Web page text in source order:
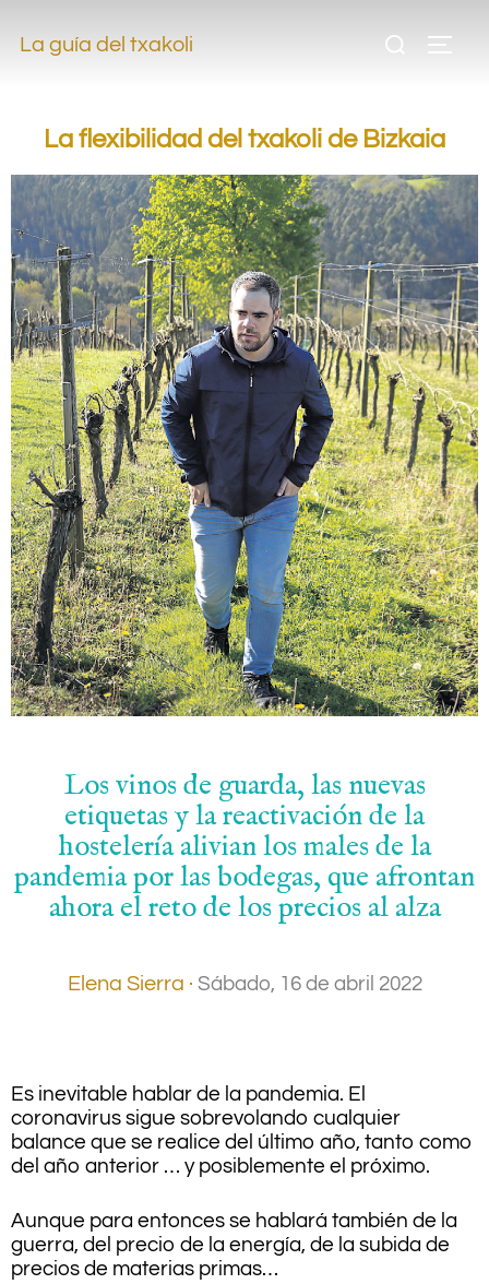
La guía del txakoli
La flexibilidad del txakoli de Bizkaia
Los vinos de guarda, las nuevas
etiquetas y la reactivación de la
hostelería alivian los males de la
pandemia por las bodegas, que afrontan
ahora el reto de los precios al alza
Elena Sierra · Sábado, 16 de abril 2022
Es inevitable hablar de la pandemia. El
coronavirus sigue sobrevolando cualquier
balance que se realice del último año, tanto como
del año anterior … y posiblemente el próximo.
Aunque para entonces se hablará también de la
guerra, del precio de la energía, de la subida de
precios de materias primas…